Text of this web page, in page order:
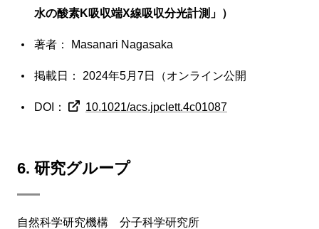
水の酸素K吸収端X線吸収分光計測」）
著者： Masanari Nagasaka
掲載日： 2024年5月7日（オンライン公開
DOI： 10.1021/acs.jpclett.4c01087
6. 研究グループ
自然科学研究機構 分子科学研究所